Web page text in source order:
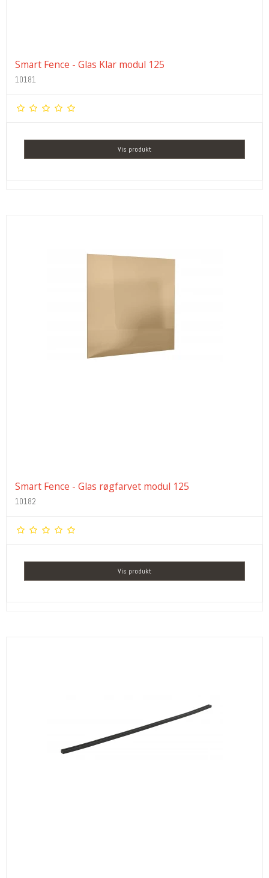
Smart Fence - Glas Klar modul 125
10181
Vis produkt
Smart Fence - Glas røgfarvet modul 125
10182
Vis produkt